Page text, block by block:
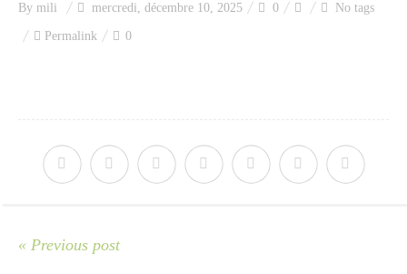
Index des recettes
Apéro
By mili mercredi, décembre 10, 2025 0 No tags
Permalink 0
« Previous post